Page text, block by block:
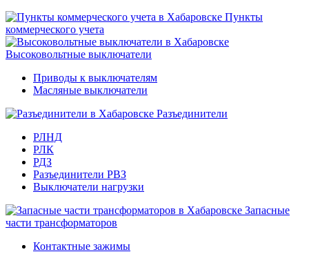
Пункты
коммерческого учета
Высоковольтные выключатели
Приводы к выключателям
Масляные выключатели
Разъединители
РЛНД
РЛК
РДЗ
Разъединители РВЗ
Выключатели нагрузки
Запасные
части трансформаторов
Контактные зажимы